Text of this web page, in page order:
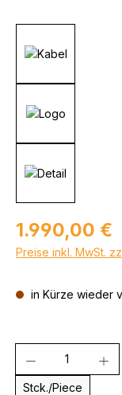
Regulärer Preis:
1.990,00 €
Preise inkl. MwSt.
in Kürze wieder
Stck./Piece